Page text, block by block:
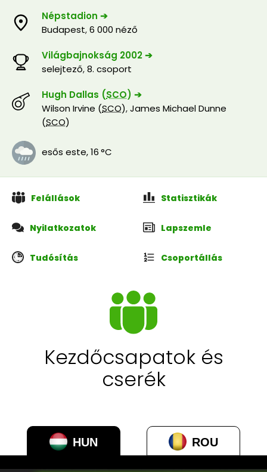
Népstadion ➔
Budapest,6 000 néző
Világbajnokság 2002 ➔
selejtező,8. csoport
Hugh Dallas (SCO) ➔
Wilson Irvine (SCO),James Michael Dunne
(SCO)
esős este,16 °C
Felállások Statisztikák
Nyilatkozatok Lapszemle
Tudósítás Csoportállás
Kezdőcsapatok és
cserék
HUN ROU